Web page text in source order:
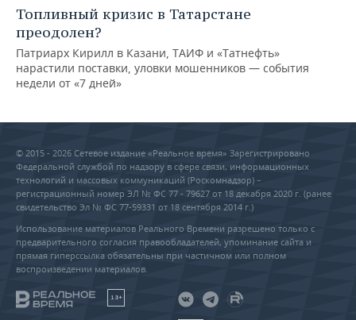
Топливный кризис в Татарстане
преодолен?
Патриарх Кирилл в Казани, ТАИФ и «Татнефть»
нарастили поставки, уловки мошенников — события
недели от «7 дней»
© 2015 - 2026 Сетевое издание «Реальное время» Зарегистрировано
Федеральной службой по надзору в сфере связи, информационных
технологий и массовых коммуникаций (Роскомнадзор) –
регистрационный номер ЭЛ № ФС 77 - 79627 от 18 декабря 2020 г. (ранее
свидетельство Эл № ФС 77-59331 от 18 сентября 2014 г.)
Использование материалов Реального Времени разрешено только с
предварительного согласия правообладателей, упоминание сайта и
прямая гиперссылка обязательны при частичном или полном
воспроизведении материалов.
18+